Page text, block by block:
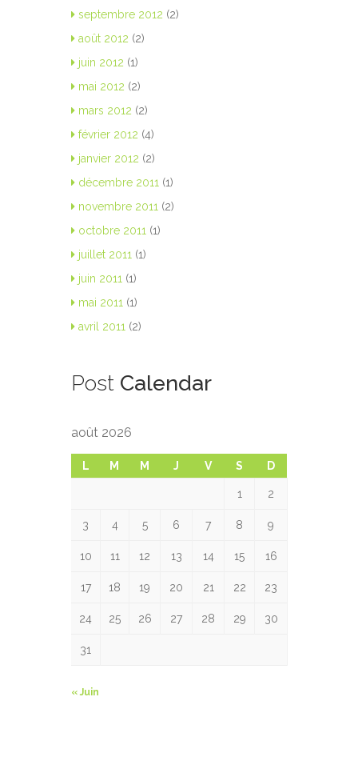
septembre 2012 (2)
août 2012 (2)
juin 2012 (1)
mai 2012 (2)
mars 2012 (2)
février 2012 (4)
janvier 2012 (2)
décembre 2011 (1)
novembre 2011 (2)
octobre 2011 (1)
juillet 2011 (1)
juin 2011 (1)
mai 2011 (1)
avril 2011 (2)
Post Calendar
août 2026
L M M J V S D
1 2
3 4 5 6 7 8 9
10 11 12 13 14 15 16
17 18 19 20 21 22 23
24 25 26 27 28 29 30
31
« Juin